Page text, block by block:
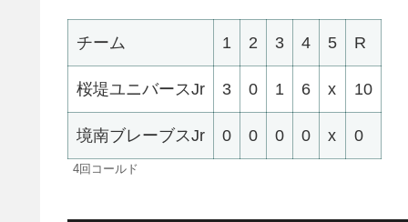
チーム 1 2 3 4 5 R
桜堤ユニバースJr 3 0 1 6 x 10
境南ブレーブスJr 0 0 0 0 x 0
4回コールド